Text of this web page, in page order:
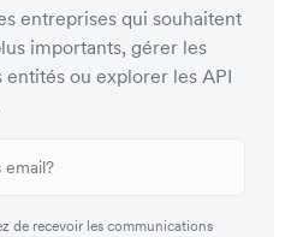
entreprises qui souhaitent
importants, gérer les
ou explorer les API
de recevoir les communications